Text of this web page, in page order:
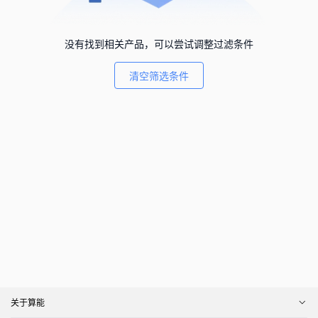
没有找到相关产品，可以尝试调整过滤条件
清空筛选条件
关于算能